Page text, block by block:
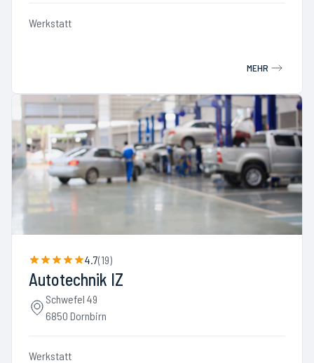
Werkstatt
MEHR
4.7(19)
Autotechnik IZ
Schwefel 49
6850 Dornbirn
Werkstatt